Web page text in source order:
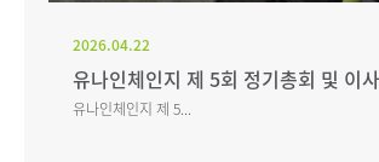
2026.04.22
유나인체인지 제 5회 정기총회 및 이
유나인체인지 제 5...